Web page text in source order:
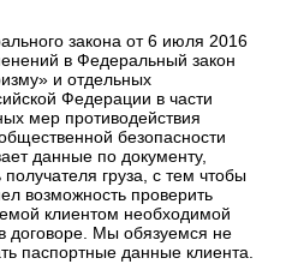
закона от 6 июля 2016
в Федеральный закон
и отдельных
Федерации в части
мер противодействия
безопасности
данные по документу,
груза, с тем чтобы
возможность проверить
клиентом необходимой
договоре. Мы обязуемся не
паспортные данные клиента.